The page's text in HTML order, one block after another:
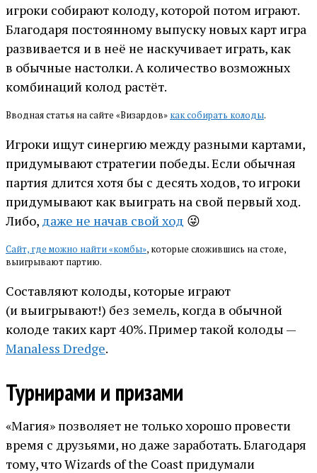
игроки собирают колоду, которой потом играют.
Благодаря постоянному выпуску новых карт игра
развивается и в неё не наскучивает играть, как
в обычные настолки. А количество возможных
комбинаций колод растёт.
Вводная статья на сайте «Визардов» как собирать колоды.
Игроки ищут синергию между разными картами,
придумывают стратегии победы. Если обычная
партия длится хотя бы с десять ходов, то игроки
придумывают как выиграть на свой первый ход.
Либо, даже не начав свой ход 😜
Сайт, где можно найти «комбы», которые сложившись на столе,
выигрывают партию.
Составляют колоды, которые играют
(и выигрывают!) без земель, когда в обычной
колоде таких карт 40%. Пример такой колоды —
Manaless Dredge.
Турнирами и призами
«Магия» позволяет не только хорошо провести
время с друзьями, но даже заработать. Благодаря
тому, что Wizards of the Coast придумали